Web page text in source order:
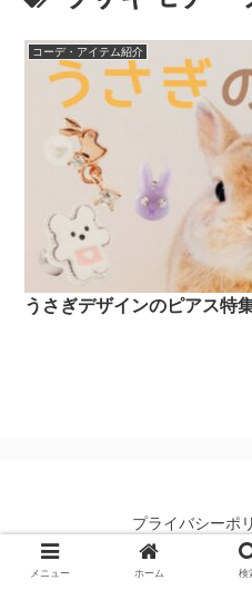
コーデ・アイテム紹介
うさぎデザインのピアス特
プライバシーポ
© 2019-2026 ボディピアス
メニュー ホーム 検